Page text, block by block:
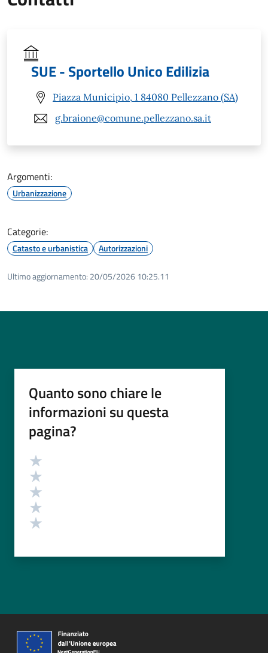
SUE - Sportello Unico Edilizia
Piazza Municipio, 1 84080 Pellezzano (SA)
g.braione@comune.pellezzano.sa.it
Argomenti:
Urbanizzazione
Categorie:
Catasto e urbanistica Autorizzazioni
Ultimo aggiornamento: 20/05/2026 10:25.11
Quanto sono chiare le
informazioni su questa
pagina?
Valutazione